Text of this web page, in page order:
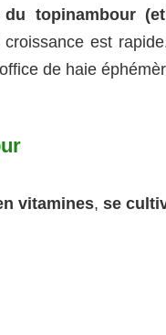
topinambour
est
de haie
vitamines, se